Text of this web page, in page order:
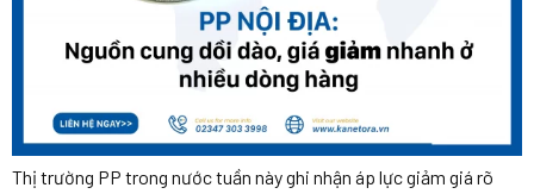
Thị trường PP trong nước tuần này ghi nhận áp lực giảm giá rõ